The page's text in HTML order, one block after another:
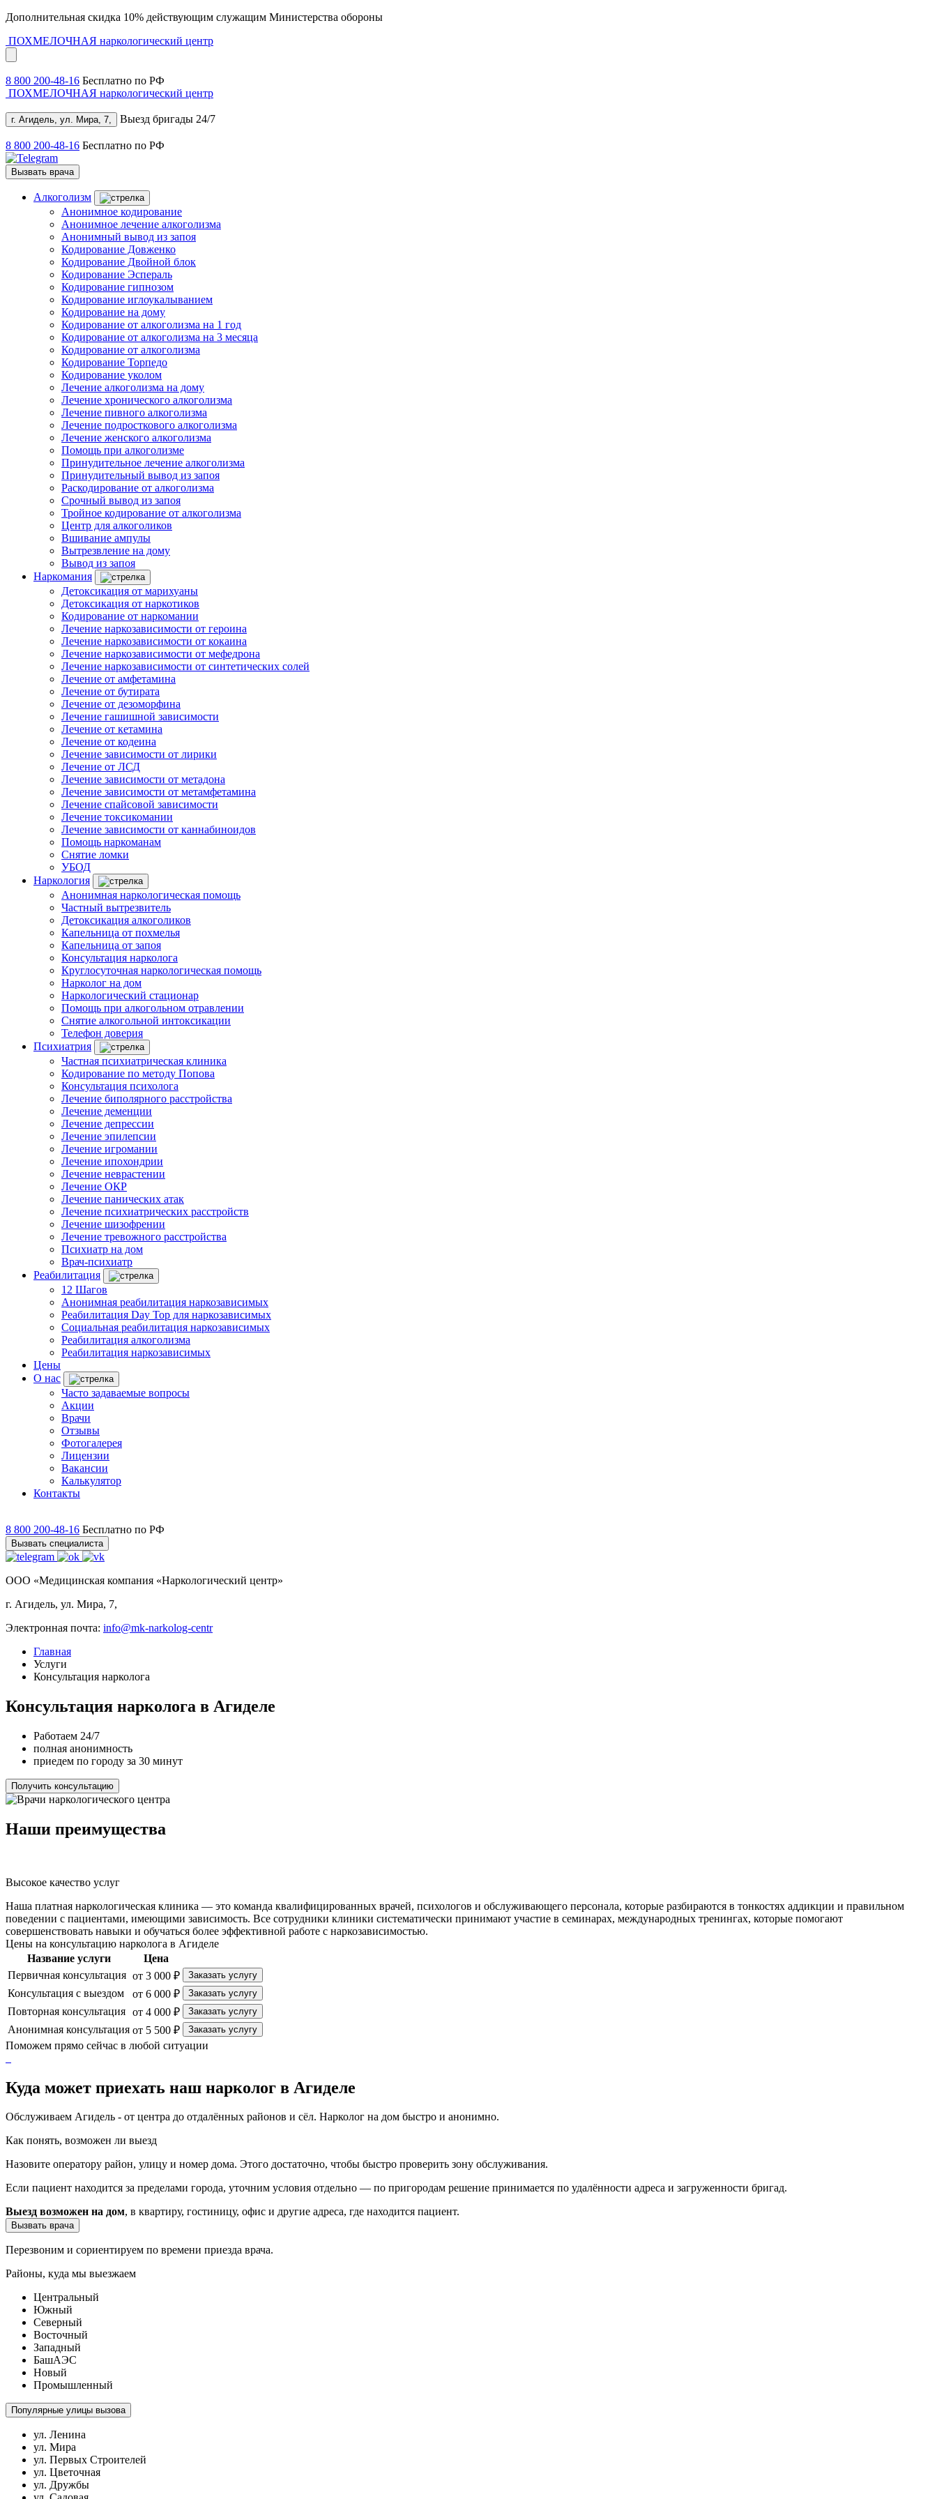
Дополнительная скидка 10% действующим служащим Министерства обороны
ПОХМЕЛОЧНАЯ наркологический центр
8 800 200-48-16 Бесплатно по РФ
ПОХМЕЛОЧНАЯ наркологический центр
г. Агидель, ул. Мира, 7, Выезд бригады 24/7
8 800 200-48-16 Бесплатно по РФ
Вызвать врача
Алкоголизм
Анонимное кодирование
Анонимное лечение алкоголизма
Анонимный вывод из запоя
Кодирование Довженко
Кодирование Двойной блок
Кодирование Эспераль
Кодирование гипнозом
Кодирование иглоукалыванием
Кодирование на дому
Кодирование от алкоголизма на 1 год
Кодирование от алкоголизма на 3 месяца
Кодирование от алкоголизма
Кодирование Торпедо
Кодирование уколом
Лечение алкоголизма на дому
Лечение хронического алкоголизма
Лечение пивного алкоголизма
Лечение подросткового алкоголизма
Лечение женского алкоголизма
Помощь при алкоголизме
Принудительное лечение алкоголизма
Принудительный вывод из запоя
Раскодирование от алкоголизма
Срочный вывод из запоя
Тройное кодирование от алкоголизма
Центр для алкоголиков
Вшивание ампулы
Вытрезвление на дому
Вывод из запоя
Наркомания
Детоксикация от марихуаны
Детоксикация от наркотиков
Кодирование от наркомании
Лечение наркозависимости от героина
Лечение наркозависимости от кокаина
Лечение наркозависимости от мефедрона
Лечение наркозависимости от синтетических солей
Лечение от амфетамина
Лечение от бутирата
Лечение от дезоморфина
Лечение гашишной зависимости
Лечение от кетамина
Лечение от кодеина
Лечение зависимости от лирики
Лечение от ЛСД
Лечение зависимости от метадона
Лечение зависимости от метамфетамина
Лечение спайсовой зависимости
Лечение токсикомании
Лечение зависимости от каннабиноидов
Помощь наркоманам
Снятие ломки
УБОД
Наркология
Анонимная наркологическая помощь
Частный вытрезвитель
Детоксикация алкоголиков
Капельница от похмелья
Капельница от запоя
Консультация нарколога
Круглосуточная наркологическая помощь
Нарколог на дом
Наркологический стационар
Помощь при алкогольном отравлении
Снятие алкогольной интоксикации
Телефон доверия
Психиатрия
Частная психиатрическая клиника
Кодирование по методу Попова
Консультация психолога
Лечение биполярного расстройства
Лечение деменции
Лечение депрессии
Лечение эпилепсии
Лечение игромании
Лечение ипохондрии
Лечение неврастении
Лечение ОКР
Лечение панических атак
Лечение психиатрических расстройств
Лечение шизофрении
Лечение тревожного расстройства
Психиатр на дом
Врач-психиатр
Реабилитация
12 Шагов
Анонимная реабилитация наркозависимых
Реабилитация Day Top для наркозависимых
Социальная реабилитация наркозависимых
Реабилитация алкоголизма
Реабилитация наркозависимых
Цены
О нас
Часто задаваемые вопросы
Акции
Врачи
Отзывы
Фотогалерея
Лицензии
Вакансии
Калькулятор
Контакты
8 800 200-48-16 Бесплатно по РФ
Вызвать специалиста
ООО «Медицинская компания «Наркологический центр»
г. Агидель, ул. Мира, 7,
Электронная почта: info@mk-narkolog-centr
Главная
Услуги
Консультация нарколога
Консультация нарколога в Агиделе
Работаем 24/7
полная анонимность
приедем по городу за 30 минут
Получить консультацию
Наши преимущества
Высокое качество услуг
Наша платная наркологическая клиника — это команда квалифицированных врачей, психологов и обслуживающего персонала, которые разбираются в тонкостях аддикции и правильном
поведении с пациентами, имеющими зависимость. Все сотрудники клиники систематически принимают участие в семинарах, международных тренингах, которые помогают
совершенствовать навыки и обучаться более эффективной работе с наркозависимостью.
Цены на консультацию нарколога в Агиделе
Название услуги
Цена
Первичная консультация от 3 000 ₽ Заказать услугу
Консультация с выездом от 6 000 ₽ Заказать услугу
Повторная консультация от 4 000 ₽ Заказать услугу
Анонимная консультация от 5 500 ₽ Заказать услугу
Поможем прямо сейчас в любой ситуации
Куда может приехать наш нарколог в Агиделе
Обслуживаем Агидель - от центра до отдалённых районов и сёл. Нарколог на дом быстро и анонимно.
Как понять, возможен ли выезд
Назовите оператору район, улицу и номер дома. Этого достаточно, чтобы быстро проверить зону обслуживания.
Если пациент находится за пределами города, уточним условия отдельно — по пригородам решение принимается по удалённости адреса и загруженности бригад.
Выезд возможен на дом, в квартиру, гостиницу, офис и другие адреса, где находится пациент.
Вызвать врача
Перезвоним и сориентируем по времени приезда врача.
Районы, куда мы выезжаем
Центральный
Южный
Северный
Восточный
Западный
БашАЭС
Новый
Промышленный
Популярные улицы вызова
ул. Ленина
ул. Мира
ул. Первых Строителей
ул. Цветочная
ул. Дружбы